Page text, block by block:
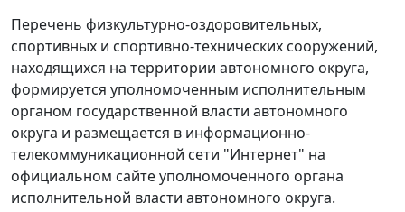
Перечень физкультурно-оздоровительных,
спортивных и спортивно-технических сооружений,
находящихся на территории автономного округа,
формируется уполномоченным исполнительным
органом государственной власти автономного
округа и размещается в информационно-
телекоммуникационной сети "Интернет" на
официальном сайте уполномоченного органа
исполнительной власти автономного округа.